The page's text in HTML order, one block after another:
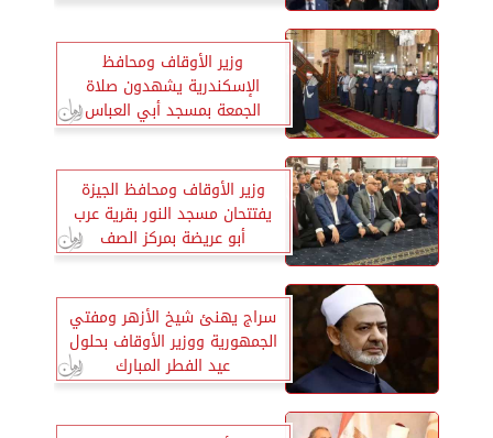
وزير الأوقاف ومحافظ
الإسكندرية يشهدون صلاة
الجمعة بمسجد أبي العباس
المرسي
وزير الأوقاف ومحافظ الجيزة
يفتتحان مسجد النور بقرية عرب
أبو عريضة بمركز الصف
سراج يهنئ شيخ الأزهر ومفتي
الجمهورية ووزير الأوقاف بحلول
عيد الفطر المبارك